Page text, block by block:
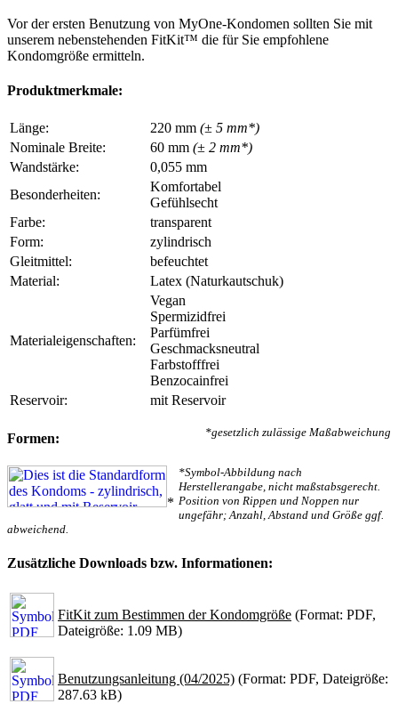
Vor der ersten Benutzung von MyOne-Kondomen sollten Sie mit
unserem nebenstehenden FitKit™ die für Sie empfohlene
Kondomgröße ermitteln.
Produktmerkmale:
Länge: 220 mm (± 5 mm*)
Nominale Breite:
60 mm (± 2 mm*)
Wandstärke:
0,055 mm
Besonderheiten:
Komfortabel
Gefühlsecht
Farbe:
transparent
Form:
zylindrisch
Gleitmittel:
befeuchtet
Material:
Latex (Naturkautschuk)
Materialeigenschaften:
Vegan
Spermizidfrei
Parfümfrei
Geschmacksneutral
Farbstofffrei
Benzocainfrei
Reservoir:
mit Reservoir
*gesetzlich zulässige Maßabweichung
Formen:
*
*Symbol-Abbildung nach
Herstellerangabe, nicht maßstabsgerecht.
Position von Rippen und Noppen nur
ungefähr; Anzahl, Abstand und Größe ggf.
abweichend.
Zusätzliche Downloads bzw. Informationen:
FitKit zum Bestimmen der Kondomgröße (Format: PDF,
Dateigröße: 1.09 MB)
Benutzungsanleitung (04/2025) (Format: PDF, Dateigröße:
287.63 kB)